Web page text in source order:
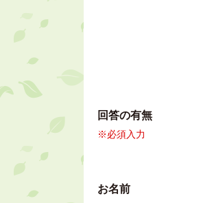
回答の有無
※必須入力
お名前